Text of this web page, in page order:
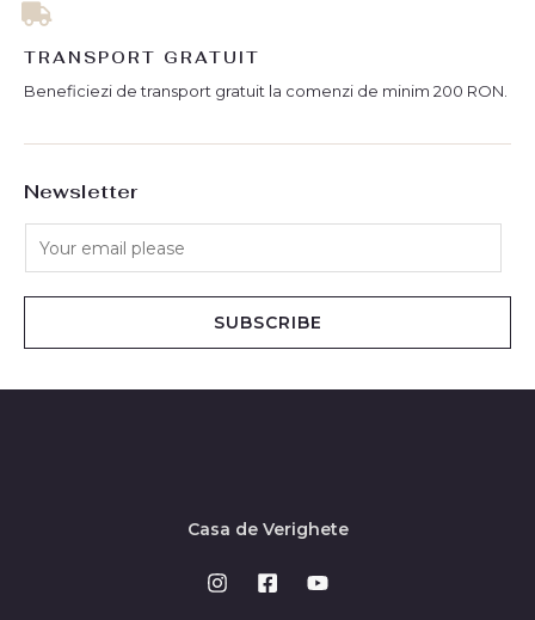
TRANSPORT GRATUIT
Beneficiezi de transport gratuit la comenzi de minim 200 RON.
Newsletter
SUBSCRIBE
Casa de Verighete